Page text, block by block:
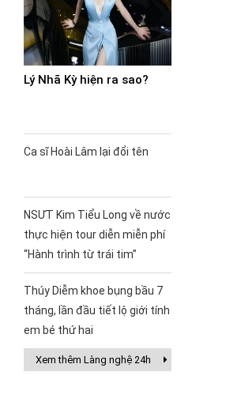
Lý Nhã Kỳ hiện ra sao?
Ca sĩ Hoài Lâm lại đổi tên
NSƯT Kim Tiểu Long về nước
thực hiện tour diễn miễn phí
“Hành trình từ trái tim”
Thúy Diễm khoe bụng bầu 7
tháng, lần đầu tiết lộ giới tính
em bé thứ hai
Xem thêm Làng nghệ 24h